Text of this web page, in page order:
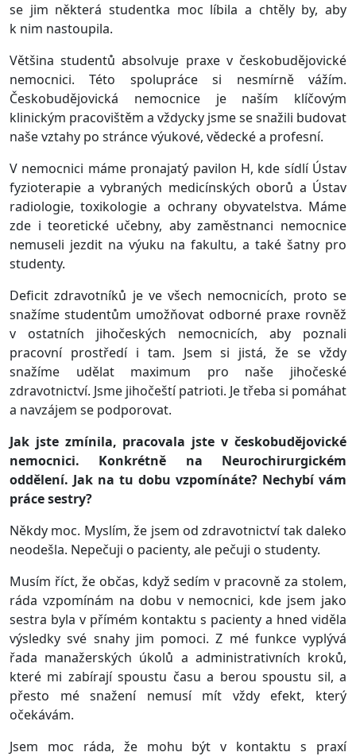
se jim některá studentka moc líbila a chtěly by, aby
k nim nastoupila.
Většina studentů absolvuje praxe v českobudějovické
nemocnici. Této spolupráce si nesmírně vážím.
Českobudějovická nemocnice je naším klíčovým
klinickým pracovištěm a vždycky jsme se snažili budovat
naše vztahy po stránce výukové, vědecké a profesní.
V nemocnici máme pronajatý pavilon H, kde sídlí Ústav
fyzioterapie a vybraných medicínských oborů a Ústav
radiologie, toxikologie a ochrany obyvatelstva. Máme
zde i teoretické učebny, aby zaměstnanci nemocnice
nemuseli jezdit na výuku na fakultu, a také šatny pro
studenty.
Deficit zdravotníků je ve všech nemocnicích, proto se
snažíme studentům umožňovat odborné praxe rovněž
v ostatních jihočeských nemocnicích, aby poznali
pracovní prostředí i tam. Jsem si jistá, že se vždy
snažíme udělat maximum pro naše jihočeské
zdravotnictví. Jsme jihočeští patrioti. Je třeba si pomáhat
a navzájem se podporovat.
Jak jste zmínila, pracovala jste v českobudějovické
nemocnici. Konkrétně na Neurochirurgickém
oddělení. Jak na tu dobu vzpomínáte? Nechybí vám
práce sestry?
Někdy moc. Myslím, že jsem od zdravotnictví tak daleko
neodešla. Nepečuji o pacienty, ale pečuji o studenty.
Musím říct, že občas, když sedím v pracovně za stolem,
ráda vzpomínám na dobu v nemocnici, kde jsem jako
sestra byla v přímém kontaktu s pacienty a hned viděla
výsledky své snahy jim pomoci. Z mé funkce vyplývá
řada manažerských úkolů a administrativních kroků,
které mi zabírají spoustu času a berou spoustu sil, a
přesto mé snažení nemusí mít vždy efekt, který
očekávám.
Jsem moc ráda, že mohu být v kontaktu s praxí